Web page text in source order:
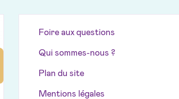
Foire aux questions
Qui sommes-nous ?
Plan du site
Mentions légales